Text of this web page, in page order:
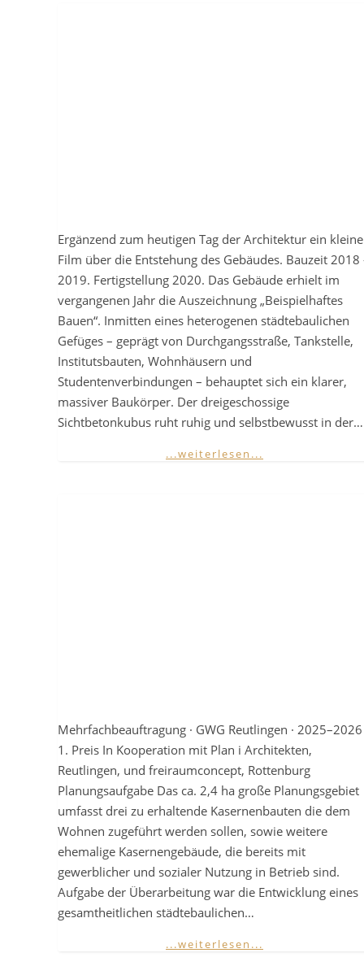
Ergänzend zum heutigen Tag der Architektur ein
Film über die Entstehung des Gebäudes. Bauzeit 2018
2019. Fertigstellung 2020. Das Gebäude erhielt im
vergangenen Jahr die Auszeichnung „Beispielhaftes
Bauen“. Inmitten eines heterogenen städtebaulichen
Gefüges – geprägt von Durchgangsstraße, Tankstelle,
Institutsbauten, Wohnhäusern und
Studentenverbindungen – behauptet sich ein klarer,
massiver Baukörper. Der dreigeschossige
Sichtbetonkubus ruht ruhig und selbstbewusst in der…
...weiterlesen...
Mehrfachbeauftragung · GWG Reutlingen ·
1. Preis In Kooperation mit Plan i Architekten,
Reutlingen, und freiraumconcept, Rottenburg
Planungsaufgabe Das ca. 2,4 ha große Planungsgebiet
umfasst drei zu erhaltende Kasernenbauten die dem
Wohnen zugeführt werden sollen, sowie weitere
ehemalige Kasernengebäude, die bereits mit
gewerblicher und sozialer Nutzung in Betrieb sind.
Aufgabe der Überarbeitung war die Entwicklung eines
gesamtheitlichen städtebaulichen…
...weiterlesen...